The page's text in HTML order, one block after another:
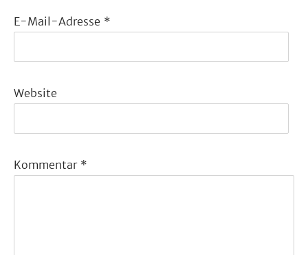
E-Mail-Adresse *
Website
Kommentar *